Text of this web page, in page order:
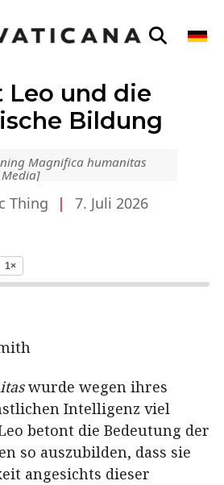
Leo und die
Bildung
Magnifica humanitas
Thing | 7. Juli 2026
1×
wurde wegen ihres
Intelligenz viel
betont die Bedeutung der
so auszubilden, dass sie
angesichts dieser